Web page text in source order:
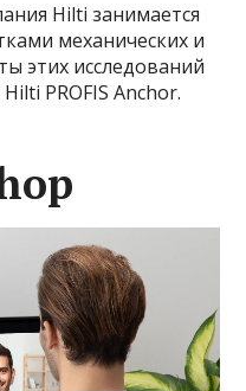
Hilti занимается
механических и
этих исследований
PROFIS Anchor.